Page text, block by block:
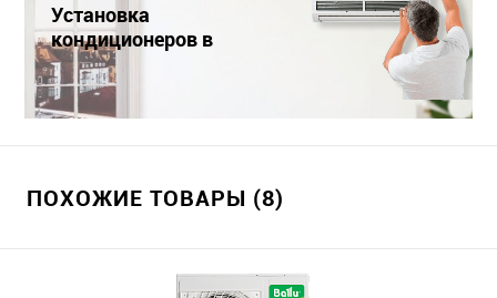
Установка
кондиционеров в
Краснодаре
ПОХОЖИЕ ТОВАРЫ (8)